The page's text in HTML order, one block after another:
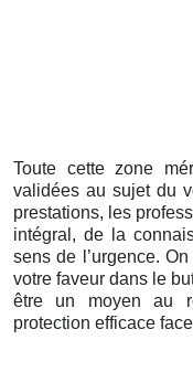
Toute cette zone
validées au sujet du
prestations, les
intégral, de la
sens de l’urgence.
votre faveur dans le
être un moyen au
protection efficace